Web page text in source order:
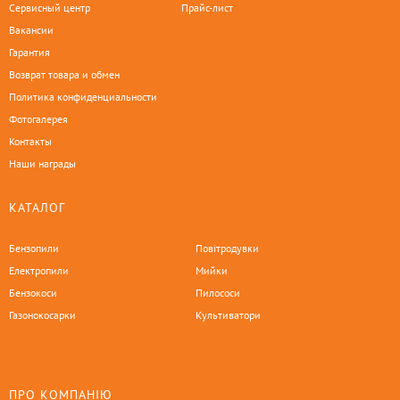
Сервисный центр
Вакансии
Гарантия
Возврат товара и обмен
Политика конфиденциальности
Фотогалерея
Контакты
Наши награды
Прайс-лист
КАТАЛОГ
Бензопили
Електропили
Бензокоси
Газонокосарки
Повітродувки
Мийки
Пилососи
Культиватори
ПРО КОМПАНІЮ